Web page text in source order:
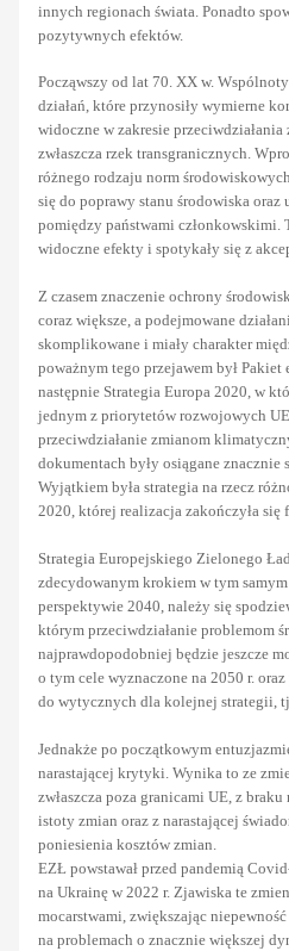
innych regionach świata. Ponadto
pozytywnych efektów.
Począwszy od lat 70. XX w.
działań, które przynosiły wymierne
widoczne w zakresie przeciwdziałania
zwłaszcza rzek transgranicznych.
różnego rodzaju norm
się do poprawy stanu środowiska oraz
pomiędzy państwami członkowskimi.
widoczne efekty i spotykały się z
Z czasem znaczenie ochrony
coraz większe, a podejmowane
skomplikowane i miały charakter
poważnym tego przejawem był
następnie Strategia Europa 2020, w
jednym z priorytetów rozwojowych
przeciwdziałanie zmianom
dokumentach były osiągane znacznie
Wyjątkiem była strategia na rzecz
2020, której realizacja zakończyła się
Strategia Europejskiego Zielonego
zdecydowanym krokiem w tym
perspektywie 2040, należy się
którym przeciwdziałanie problemom
najprawdopodobniej będzie jeszcze
o tym cele wyznaczone na 2050 r.
do wytycznych dla kolejnej strategii,
Jednakże po początkowym
narastającej krytyki. Wynika to ze
zwłaszcza poza granicami UE, z
istoty zmian oraz z narastającej
poniesienia kosztów zmian.
EZŁ powstawał przed pandemią
na Ukrainę w 2022 r. Zjawiska te
mocarstwami, zwiększając
na problemach o znacznie większej